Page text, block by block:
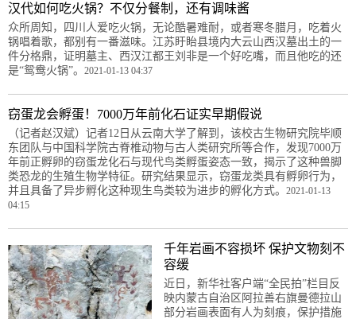
汉代如何吃火锅？不仅分餐制，还有调味酱
众所周知，四川人爱吃火锅，无论酷暑难耐，或者寒冬腊月，吃着火
锅唱着歌，都别有一番滋味。江苏盱眙县境内大云山西汉墓出土的一
件分格鼎，证明墓主、西汉江都王刘非是一个好吃嘴，而且他吃的还
是“鸳鸯火锅”。 2021-01-13 04:37
窃蛋龙会孵蛋！7000万年前化石证实早期假说
（记者赵汉斌）记者12日从云南大学了解到，该校古生物研究院毕顺
东团队与中国科学院古脊椎动物与古人类研究所等合作，发现7000万
年前正孵卵的窃蛋龙化石与现代鸟类孵蛋姿态一致，揭示了这种兽脚
类恐龙的生殖生物学特征。研究结果显示，窃蛋龙类具有孵卵行为，
并且具备了异步孵化这种现生鸟类较为进步的孵化方式。 2021-01-13
04:15
千年岩画不容损坏 保护文物刻不
容缓
近日，新华社客户端“全民拍”栏目反
映内蒙古自治区阿拉善右旗曼德拉山
部分岩画表面有人为刻痕，保护措施